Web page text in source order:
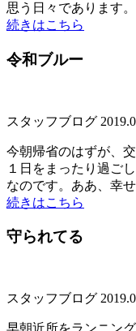
思う日々であります
続きはこちら
令和ブルー
スタッフブログ
今朝帰省のはずが、
１日をまったり過ご
なのです。ああ、幸
続きはこちら
守られてる
スタッフブログ
早朝近所をランニン